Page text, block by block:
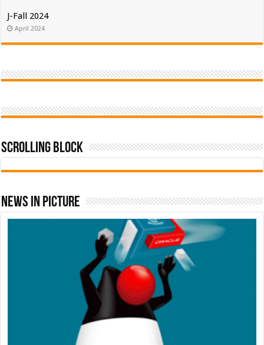
J-Fall 2024
April 2024
Scrolling Block
News In Picture